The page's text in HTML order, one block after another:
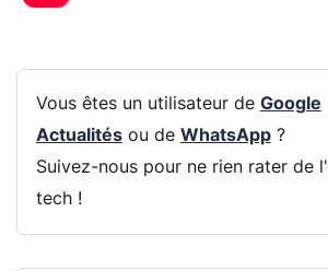
Vous êtes un utilisateur de Google
Actualitésou de WhatsApp?
Suivez-nous pour ne rien rater de
tech !